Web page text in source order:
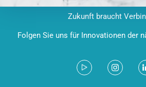
Zukunft braucht
Folgen Sie uns für Innovationen der